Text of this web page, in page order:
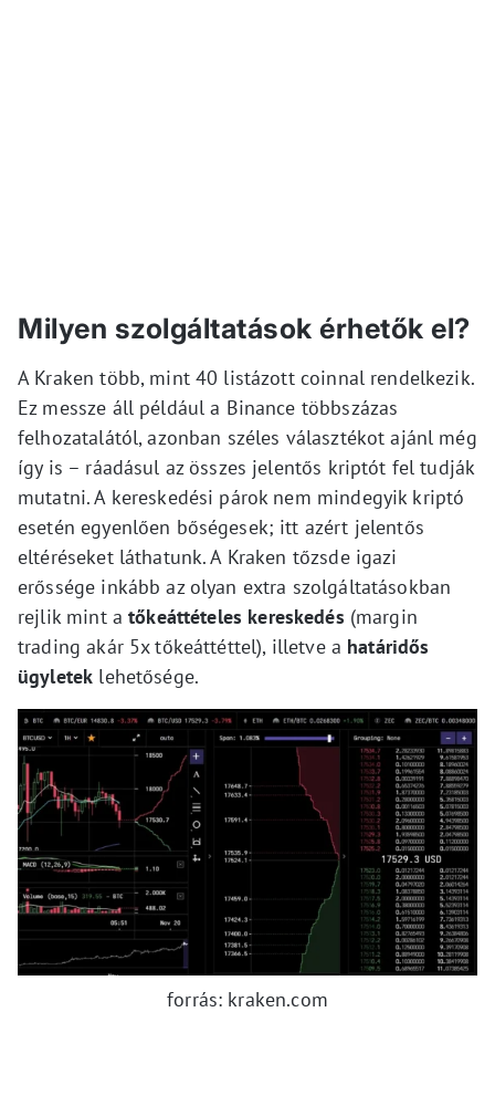
Milyen szolgáltatások érhetők el?
A Kraken több, mint 40 listázott coinnal rendelkezik.
Ez messze áll például a Binance többszázas
felhozatalától, azonban széles választékot ajánl még
így is – ráadásul az összes jelentős kriptót fel tudják
mutatni. A kereskedési párok nem mindegyik kriptó
esetén egyenlően bőségesek; itt azért jelentős
eltéréseket láthatunk. A Kraken tőzsde igazi
erőssége inkább az olyan extra szolgáltatásokban
rejlik mint atőkeáttételes kereskedés (margin
trading akár 5x tőkeáttéttel), illetve a határidős
ügyletek lehetősége.
forrás: kraken.com